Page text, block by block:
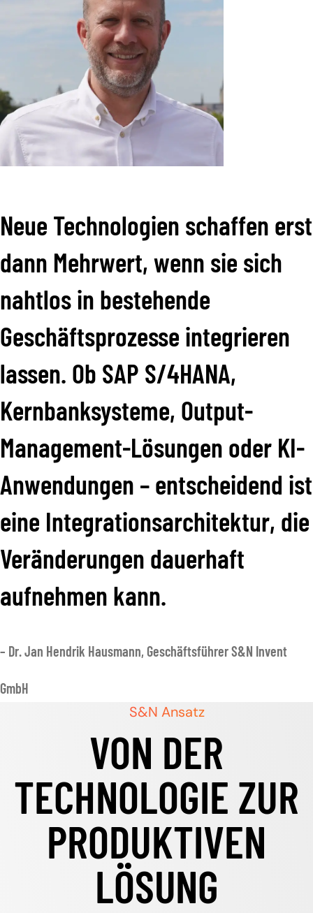
Neue Technologien schaffen erst
dann Mehrwert, wenn sie sich
nahtlos in bestehende
Geschäftsprozesse integrieren
lassen. Ob SAP S/4HANA,
Kernbanksysteme, Output-
Management-Lösungen oder KI-
Anwendungen – entscheidend ist
eine Integrationsarchitektur, die
Veränderungen dauerhaft
aufnehmen kann.
– Dr. Jan Hendrik Hausmann, Geschäftsführer S&N Invent
GmbH
S&N Ansatz
VON DER
TECHNOLOGIE ZUR
PRODUKTIVEN
LÖSUNG